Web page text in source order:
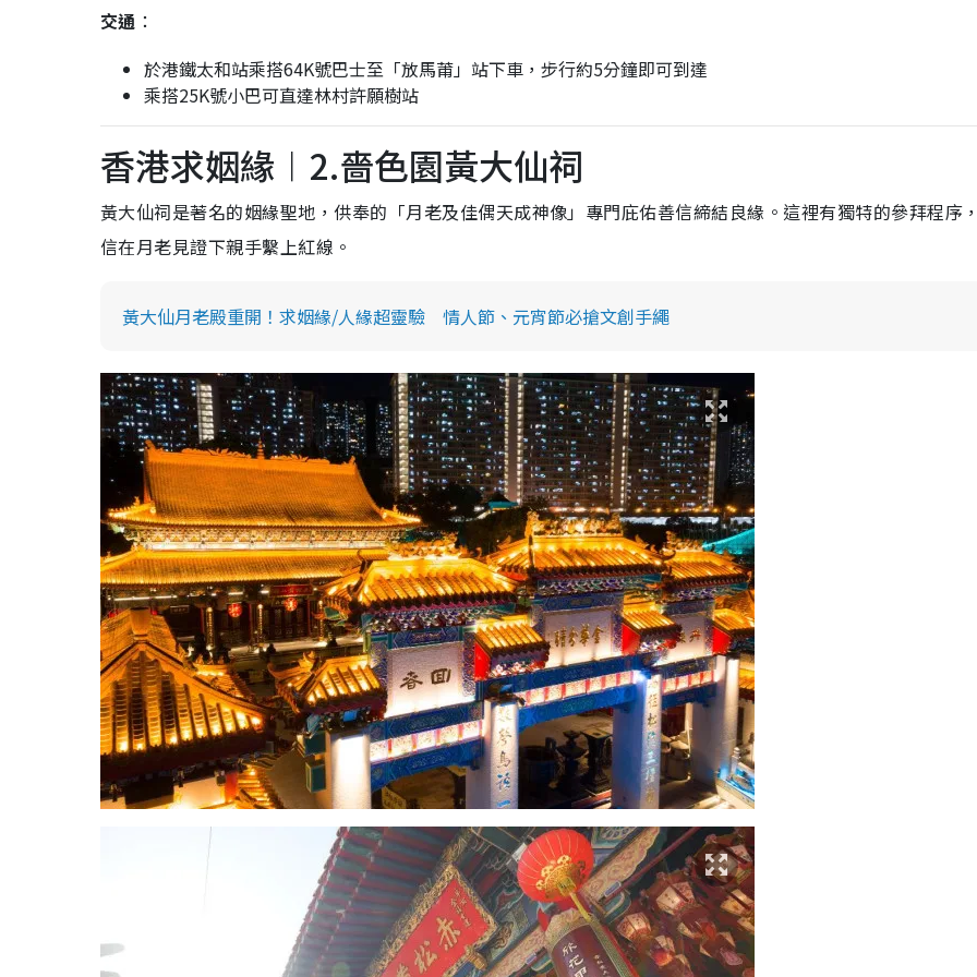
交通 ：
於港鐵太和站乘搭64K號巴士至「放馬莆」站下車，步行約5分鐘即可到達
乘搭25K號小巴可直達林村許願樹站
香港求姻緣︱2.嗇色園黃大仙祠
黃大仙祠是著名的姻緣聖地，供奉的「月老及佳偶天成神像」專門庇佑善信締結良緣。這裡有獨特的參拜程序
信在月老見證下親手繫上紅線。
黃大仙月老殿重開！求姻緣/人緣超靈驗 情人節、元宵節必搶文創手繩